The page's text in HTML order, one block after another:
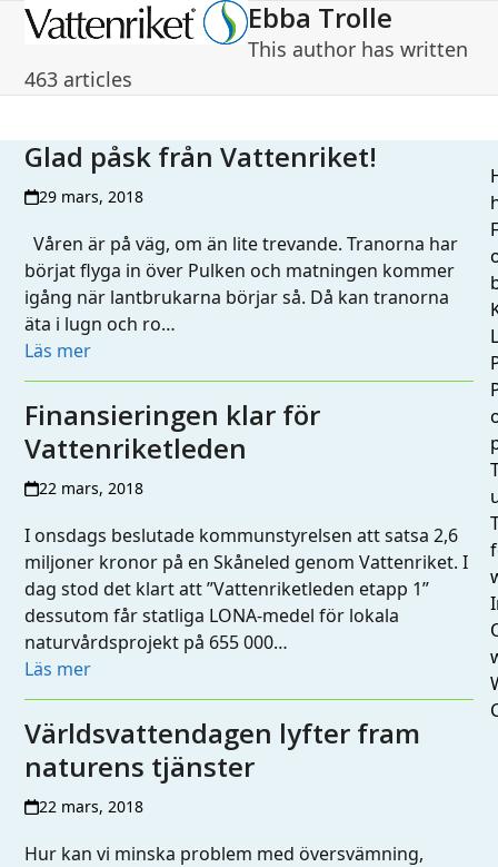
Open
menu
Close
menu
Ebba Trolle
This author has written
463 articles
Glad påsk från Vattenriket!
29 mars, 2018
Våren är på väg, om än lite trevande. Tranorna har
börjat flyga in över Pulken och matningen kommer
igång när lantbrukarna börjar så. Då kan tranorna
äta i lugn och ro…
Läs mer
Finansieringen klar för
Vattenriketleden
22 mars, 2018
I onsdags beslutade kommunstyrelsen att satsa 2,6
miljoner kronor på en Skåneled genom Vattenriket. I
dag stod det klart att ”Vattenriketleden etapp 1”
dessutom får statliga LONA-medel för lokala
naturvårdsprojekt på 655 000…
Läs mer
Världsvattendagen lyfter fram
naturens tjänster
22 mars, 2018
Hur kan vi minska problem med översvämning,